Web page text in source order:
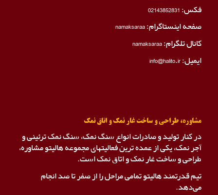
فکس:02143852831
صفحه اینستاگرام:namaksaraa
کانال تلگرام:namaksaraa
ایمیل: info@halito.ir
مشاوره، طراحی و ساخت غار نمک و اتاق نمک
در کنار تولید و صادرات انواع سنگ نمک، سنگ نمک ترئینی و
آجر نمک، یکی از عمده ترین فعالیتهای مجموعه هالیتو مشاوره،
طراحی و ساخت غار نمک و اتاق نمک است.
تیم قدرتمند هالیتو تمامی مراحل را از صفر تا صد انجام
می‌دهد.